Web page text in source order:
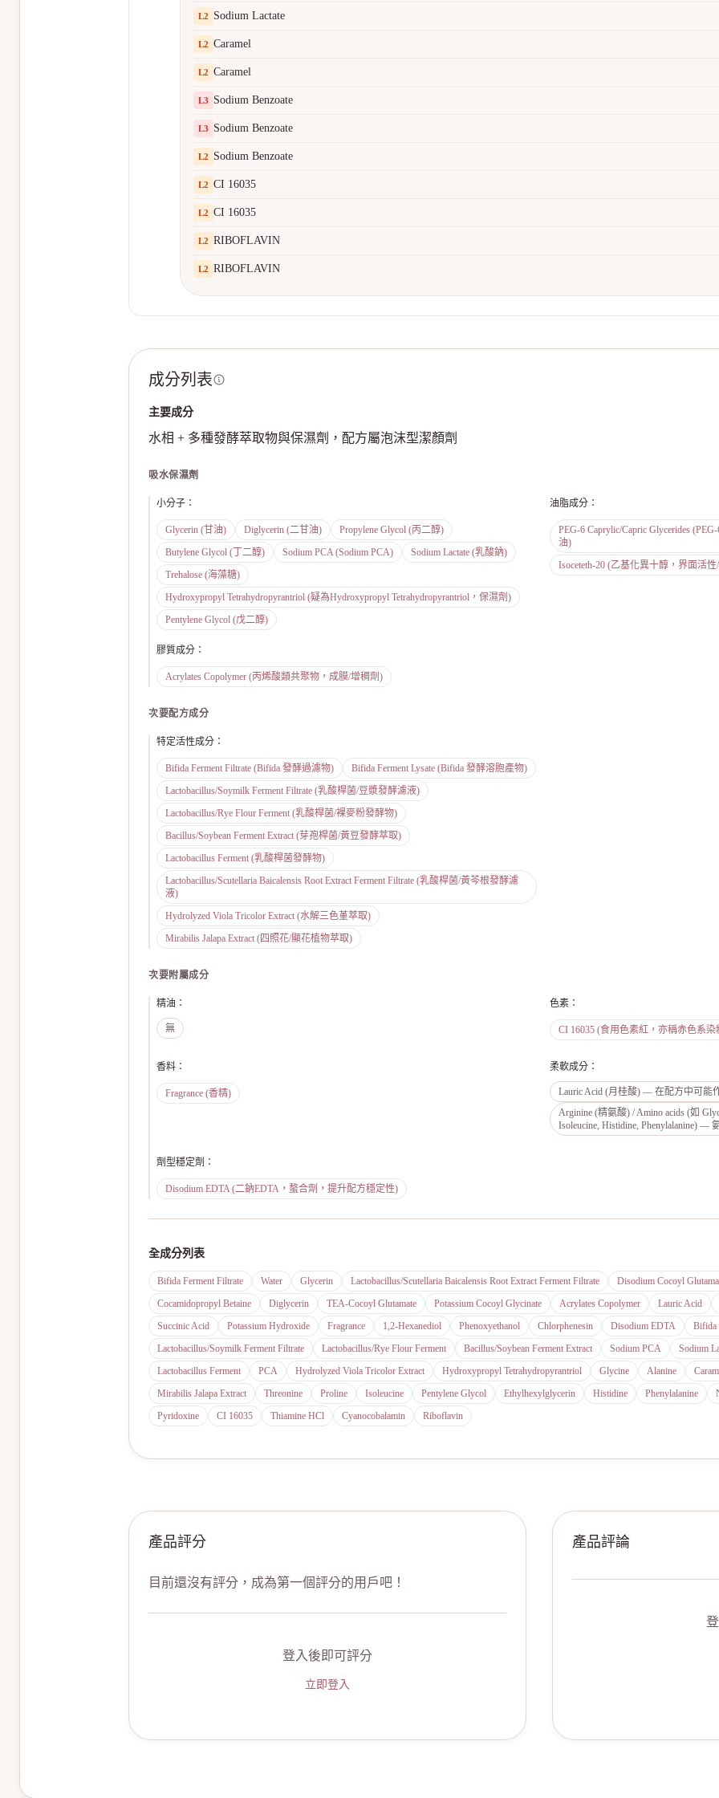
L2 Sodium Lactate
L2 Caramel
L2 Caramel
L3 Sodium Benzoate
L3 Sodium Benzoate
L2 Sodium Benzoate
L2 CI 16035
L2 CI 16035
L2 RIBOFLAVIN
L2 RIBOFLAVIN
成分列表
主要成分
水相 + 多種發酵萃取物與保濕劑，配方屬泡沫型潔顏劑
吸水保濕劑
小分子 ：
Glycerin (甘油) Diglycerin (二甘油)
Propylene Glycol (丙二醇)
Butylene Glycol (丁二醇)
Sodium PCA (Sodium PCA)
Sodium Lactate (乳酸鈉)
Trehalose (海藻糖)
Hydroxypropyl Tetrahydropyrantriol (疑為Hydroxypropyl Tetrahydropyrantriol，保濕劑)
Pentylene Glycol (戊二醇)
油脂成分 ：
PEG-6 Caprylic/Capric Glycerides
油)
Isoceteth-20 (乙基化異十醇，界面活
膠質成分 ：
Acrylates Copolymer (丙烯酸類共聚物，成膜/增稠劑)
次要配方成分
特定活性成分 ：
Bifida Ferment Filtrate (Bifida 發酵過濾物)
Bifida Ferment Lysate (Bifida 發酵溶胞產物)
Lactobacillus/Soymilk Ferment Filtrate (乳酸桿菌/豆漿發酵濾液)
Lactobacillus/Rye Flour Ferment (乳酸桿菌/裸麥粉發酵物)
Bacillus/Soybean Ferment Extract (芽孢桿菌/黃豆發酵萃取)
Lactobacillus Ferment (乳酸桿菌發酵物)
Lactobacillus/Scutellaria Baicalensis Root Extract Ferment Filtrate (乳酸桿菌/黃芩根發酵濾
液)
Hydrolyzed Viola Tricolor Extract (水解三色堇萃取)
Mirabilis Jalapa Extract (四照花/顯花植物萃取)
次要附屬成分
精油 ：
無
色素 ：
CI 16035 (食用色素紅，亦稱赤色系染
香料 ：
Fragrance (香精)
柔軟成分 ：
Lauric Acid (月桂酸) — 在配方中可能
Arginine (精氨酸) / Amino acids (如
Isoleucine, Histidine, Phenylalanine) —
劑型穩定劑 ：
Disodium EDTA (二鈉EDTA，螯合劑，提升配方穩定性)
全成分列表
Bifida Ferment Filtrate Water Glycerin Lactobacillus/Scutellaria Baicalensis Root Extract Ferment Filtrate
Disodium Cocoyl
Cocamidopropyl Betaine
Diglycerin TEA-Cocoyl Glutamate Potassium Cocoyl Glycinate Acrylates Copolymer
Lauric Acid
Succinic Acid
Potassium Hydroxide Fragrance 1,2-Hexanediol Phenoxyethanol Chlorphenesin Disodium EDTA
Bifida
Lactobacillus/Soymilk Ferment Filtrate
Lactobacillus/Rye Flour Ferment Bacillus/Soybean Ferment Extract Sodium PCA
Sodium
Lactobacillus Ferment
PCA Hydrolyzed Viola Tricolor Extract Hydroxypropyl Tetrahydropyrantriol Glycine Alanine
Mirabilis Jalapa Extract
Threonine Proline Isoleucine Pentylene Glycol Ethylhexylglycerin Histidine Phenylalanine
Pyridoxine
CI 16035 Thiamine HCl Cyanocobalamin Riboflavin
產品評分
目前還沒有評分，成為第一個評分的用戶吧！
登入後即可評分
立即登入
產品評論